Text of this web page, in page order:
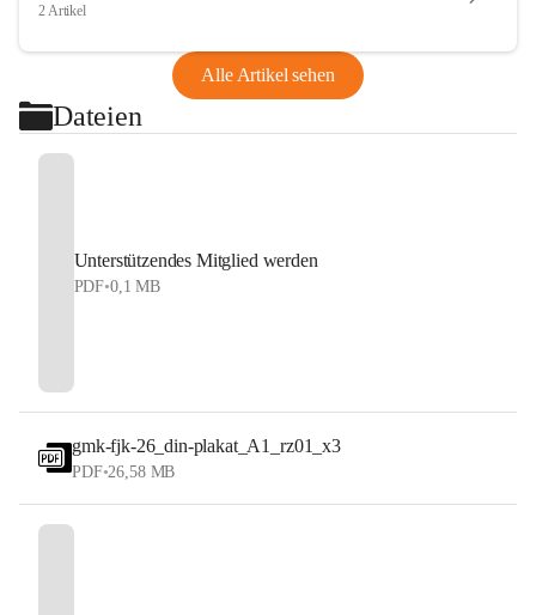
2 Artikel
Alle Artikel sehen
Dateien
Unterstützendes Mitglied werden
PDF•0,1 MB
gmk-fjk-26_din-plakat_A1_rz01_x3
PDF•26,58 MB